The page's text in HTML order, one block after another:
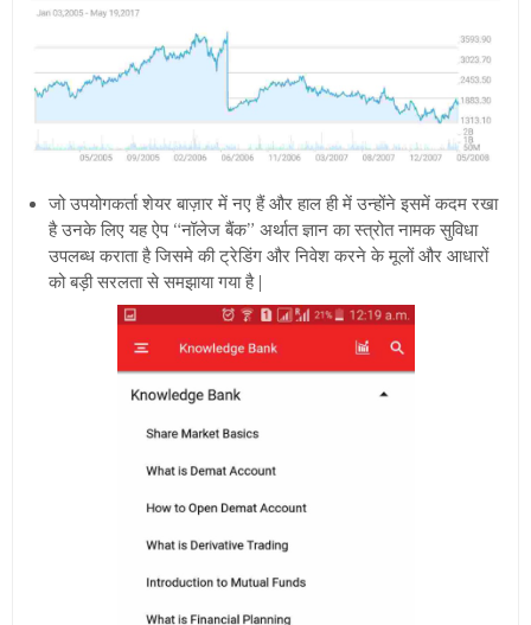
जो उपयोगकर्ता शेयर बाज़ार में नए हैं और हाल ही में उन्होंने इसमें कदम रखा
है उनके लिए यह ऐप “नॉलेज बैंक” अर्थात ज्ञान का स्त्रोत नामक सुविधा
उपलब्ध कराता है जिसमे की ट्रेडिंग और निवेश करने के मूलों और आधारों
को बड़ी सरलता से समझाया गया है |